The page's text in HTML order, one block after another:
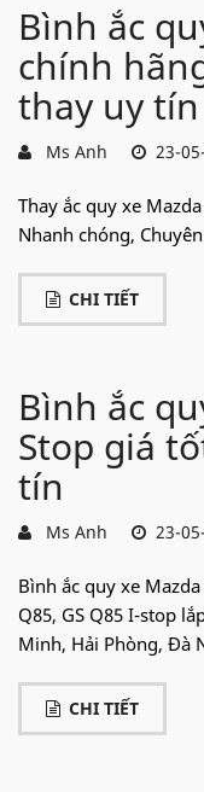
Bình ắc
chính
thay uy tín
Ms Anh 23-
Thay ắc quy xe
Nhanh chóng,
CHI TIẾT
Bình ắc
Stop giá
tín
Ms Anh 23-
Bình ắc quy xe
Q85, GS Q85 I-stop
Minh, Hải Phòng, Đà
CHI TIẾT